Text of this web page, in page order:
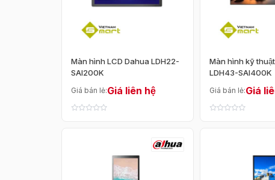
Màn hình LCD Dahua LDH22-
SAI200K
Giá bán lẻ:Giá liên hệ
Màn hình kỹ
LDH43-SAI400K
Giá bán lẻ:Giá